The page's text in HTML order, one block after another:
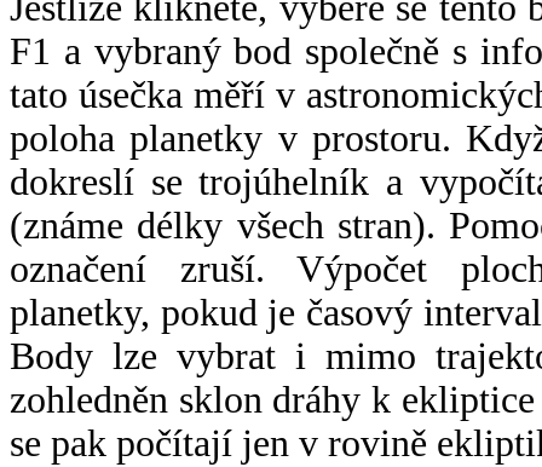
F1 a vybraný bod společně s
tato úsečka měří v
poloha planetky v prostoru.
dokreslí se trojúhelník a
(známe délky všech stran).
označení zruší. Výpočet
planetky, pokud je časový
Body lze vybrat i mimo
zohledněn sklon dráhy k
se pak počítají jen v rovině